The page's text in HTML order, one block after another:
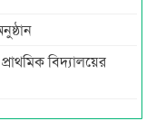
বিদ্যালয়ের